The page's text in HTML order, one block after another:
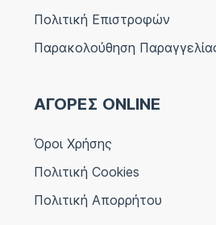
Πολιτική Επιστροφών
Παρακολούθηση
ΑΓΟΡΕΣ ONLINE
Όροι Χρήσης
Πολιτική Cookies
Πολιτική Απορρήτου